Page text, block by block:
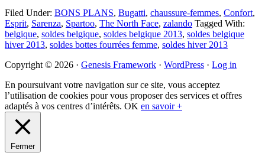
Filed Under: BONS PLANS, Bugatti, chaussure-femmes, Confort,
Esprit, Sarenza, Spartoo, The North Face, zalando Tagged With:
belgique, soldes belgique, soldes belgique 2013, soldes belgique
hiver 2013, soldes bottes fourrées femme, soldes hiver 2013
Primary
Sidebar
Copyright © 2026 · Genesis Framework · WordPress · Log in
En poursuivant votre navigation sur ce site, vous acceptez
l’utilisation de cookies pour vous proposer des services et offres
adaptés à vos centres d’intérêts. OK en savoir +
Fermer